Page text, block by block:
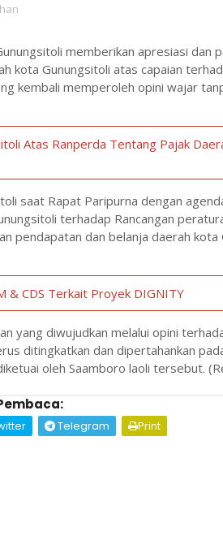
memberikan apresiasi dan
kota Gunungsitoli atas capaian
kembali memperoleh opini wajar
Atas Ranperda Tentang Pajak
saat Rapat Paripurna dengan
terhadap Rancangan
pendapatan dan belanja daerah kota
& CDS Terkait Proyek DIGNITY
yang diwujudkan melalui opini
ditingkatkan dan dipertahankan
oleh Saamboro laoli tersebut.
Telegram Print